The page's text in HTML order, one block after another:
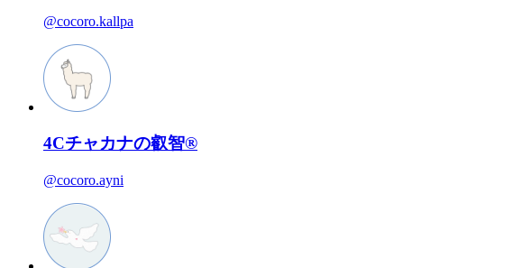
@cocoro.kallpa
4Cチャカナの叡智®
@cocoro.ayni